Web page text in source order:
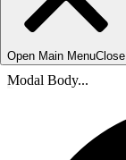
Open Main MenuClose
Modal Body...